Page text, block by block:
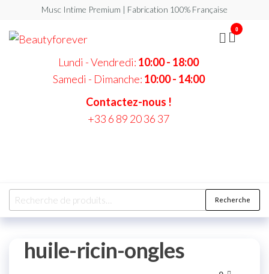
Musc Intime Premium | Fabrication 100% Française
Premium
Lundi - Vendredi: 10:00 - 18:00
Samedi - Dimanche: 10:00 - 14:00
Contactez-nous !
+33 6 89 20 36 37
0
Recherche
huile-ricin-ongles